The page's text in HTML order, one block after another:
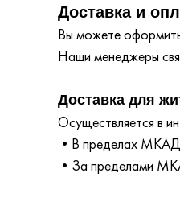
Доставка и
Вы можете
Наши менеджеры
Доставка для
Осуществляется в
•В пределах
•За пределами